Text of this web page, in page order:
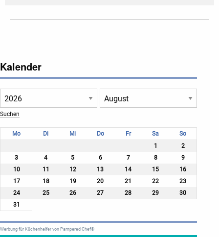
Kalender
Mo Di Mi Do Fr Sa
So
1
2
3
4 5 6 7 8
9
10
11 12 13 14 15
16
17
18 19 20 21 22
23
24
25 26 27 28 29
30
31
Werbung für Küchenhelfer von Pampered Chef®